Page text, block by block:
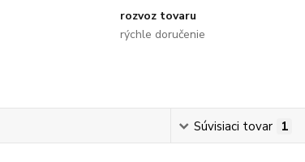
rozvoz tovaru
rýchle doručenie
Súvisiaci tovar 1